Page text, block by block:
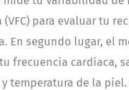
(VFC) para evaluar tu
En segundo lugar, el
frecuencia cardíaca,
temperatura de la piel.